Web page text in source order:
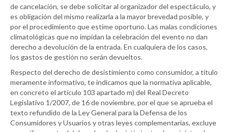
de cancelación, se debe solicitar al organizador del espectáculo, y
es obligación del mismo realizarla a la mayor brevedad posible, y
por el procedimiento que estime oportuno. Las malas condiciones
climatológicas que no impidan la celebración del evento no dan
derecho a devolución de la entrada. En cualquiera de los casos,
los gastos de gestión no serán devueltos.
Respecto del derecho de desistimiento como consumidor, a título
meramente informativo, te indicamos que la normativa aplicable,
en concreto el artículo 103 apartado m) del Real Decreto
Legislativo 1/2007, de 16 de noviembre, por el que se aprueba el
texto refundido de la Ley General para la Defensa de los
Consumidores y Usuarios y otras leyes complementarias, excluye